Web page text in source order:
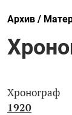
Архив
Хронограф
1920